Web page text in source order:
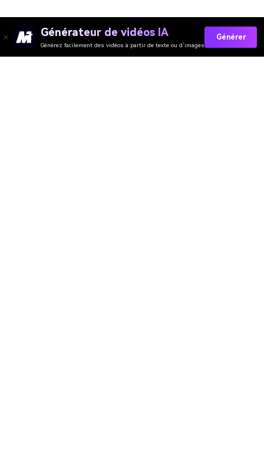
Générateur de vidéos IA
Générez facilement des vidéos à partir de texte ou d’images
Générer